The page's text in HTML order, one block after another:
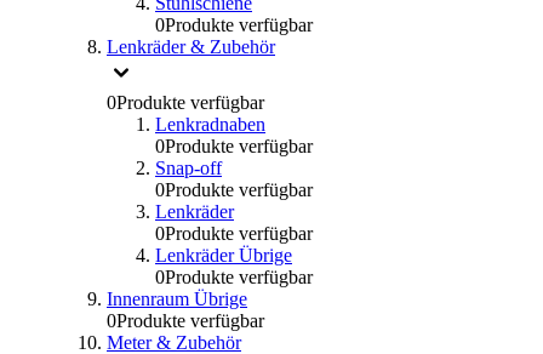
0Produkte verfügbar
Lenkräder & Zubehör
0Produkte verfügbar
Lenkradnaben
0Produkte verfügbar
Snap-off
0Produkte verfügbar
Lenkräder
0Produkte verfügbar
Lenkräder Übrige
0Produkte verfügbar
Innenraum Übrige
0Produkte verfügbar
Meter & Zubehör